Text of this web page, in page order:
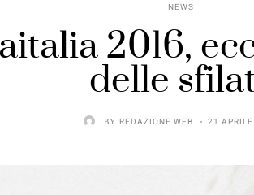
NEWS
2016,
delle
BY REDAZIONE WEB 21